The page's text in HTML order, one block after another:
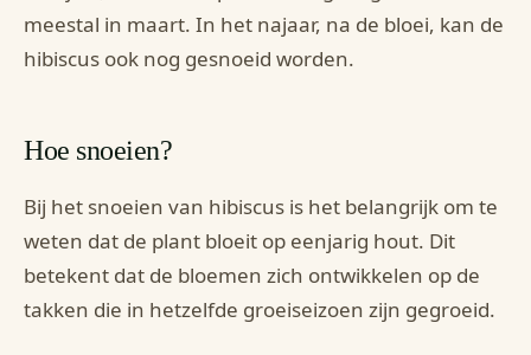
meestal in maart. In het najaar, na de bloei, kan de
hibiscus ook nog gesnoeid worden.
Hoe snoeien?
Bij het snoeien van hibiscus is het belangrijk om te
weten dat de plant bloeit op eenjarig hout. Dit
betekent dat de bloemen zich ontwikkelen op de
takken die in hetzelfde groeiseizoen zijn gegroeid.